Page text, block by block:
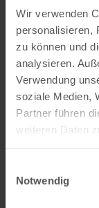
Wir verwenden
personalisieren,
zu können und
analysieren.
Verwendung
soziale Medien,
Partner führen
weiteren Daten
Notwendig
Das